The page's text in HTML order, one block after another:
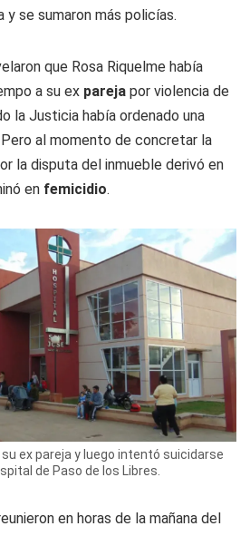
y se sumaron más policías.
que Rosa Riquelme había
a su ex pareja por violencia de
la Justicia había ordenado una
al momento de concretar la
la disputa del inmueble derivó en
en femicidio.
ex pareja y luego intentó suicidarse
de Paso de los Libres.
en horas de la mañana del